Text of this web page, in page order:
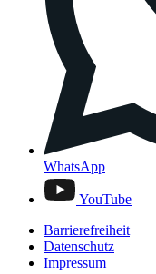
WhatsApp
YouTube
Barrierefreiheit
Datenschutz
Impressum